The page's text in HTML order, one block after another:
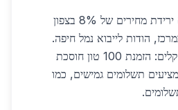
נתונים מ-2026 מראים ירידת מחירים של 8% בצפון
עלייה של 5% במרכז, הודות לייבוא נמל חיפה.
קבלנים חוסכים אלפי שקלים: הזמנת 100 טון חוסכת
מציעים תשלומים גמישים, כמו